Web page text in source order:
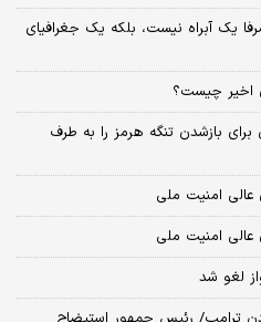
یک آبراه نیست، بلکه یک جغرافیای
اخیر چیست؟
بازشدن تنگه هرمز را به طرف
عالی امنیت ملی
عالی امنیت ملی